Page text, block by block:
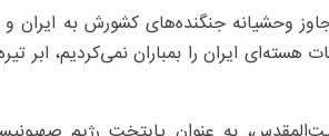
وحشیانه جنگنده‌های کشورش به ایران و
ایران را بمباران نمی‌کردیم، ابر